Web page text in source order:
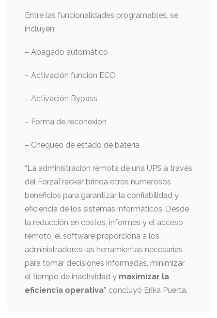
Entre las funcionalidades programables, se
incluyen:
– Apagado automático
– Activación función ECO
– Activación Bypass
– Forma de reconexión
– Chequeo de estado de batería
“La administración remota de una UPS a través
del ForzaTracker brinda otros numerosos
beneficios para garantizar la confiabilidad y
eficiencia de los sistemas informáticos. Desde
la reducción en costos, informes y el acceso
remoto, el software proporciona a los
administradores las herramientas necesarias
para tomar decisiones informadas, minimizar
el tiempo de inactividad y maximizar la
eficiencia operativa”, concluyó Erika Puerta.